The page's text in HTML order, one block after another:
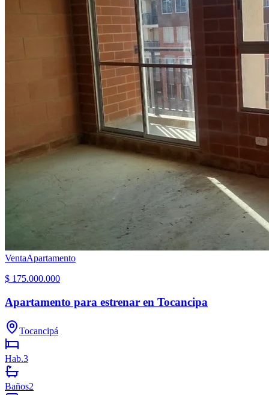
VentaApartamento
$ 175.000.000
Apartamento para estrenar en Tocancipa
Tocancipá
Hab.3
Baños2